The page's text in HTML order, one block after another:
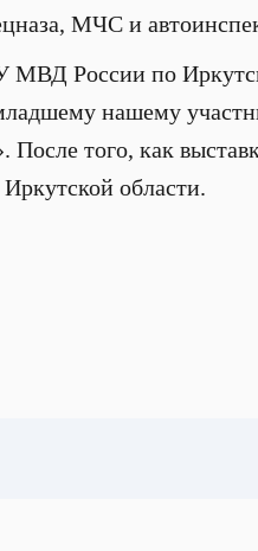
МЧС и
МВД России по
нашему
того, как
области.